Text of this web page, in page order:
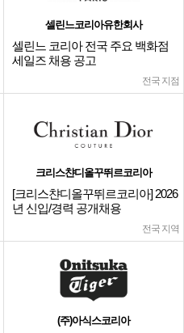
셀린느코리아유한회사
셀린느 코리아 전국 주요 백화점
세일즈 채용 공고
전국 지점
크리스챤디올꾸뛰르코리아
[크리스챤디올꾸뛰르코리아] 2026
년 신입/경력 공개채용
전국 지역
(주)아식스코리아